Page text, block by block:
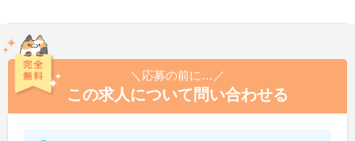
＼応募の前に…／
この求人について問い合わせる